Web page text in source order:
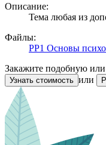
Описание:
Тема любая из
Файлы:
РР1 Основы
Закажите подобную
Узнать стоимость или